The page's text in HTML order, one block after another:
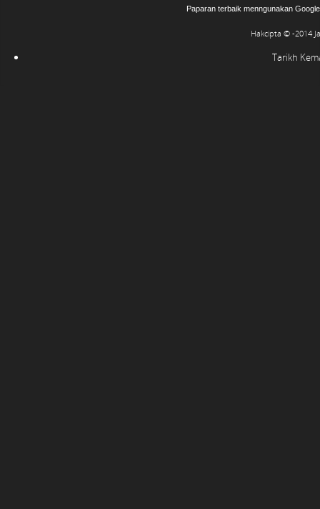
Paparan terbaik menngunakan
Hakcipta © -2014
Tarikh